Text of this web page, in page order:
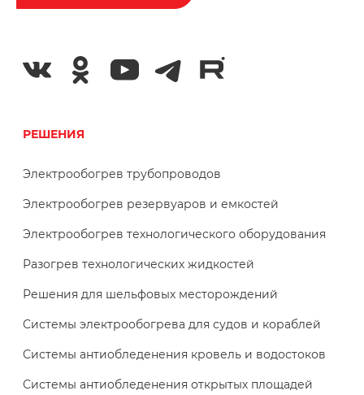
РЕШЕНИЯ
Электрообогрев трубопроводов
Электрообогрев резервуаров и емкостей
Электрообогрев технологического оборудования
Разогрев технологических жидкостей
Решения для шельфовых месторождений
Системы электрообогрева для судов и кораблей
Системы антиобледенения кровель и водостоков
Системы антиобледенения открытых площадей